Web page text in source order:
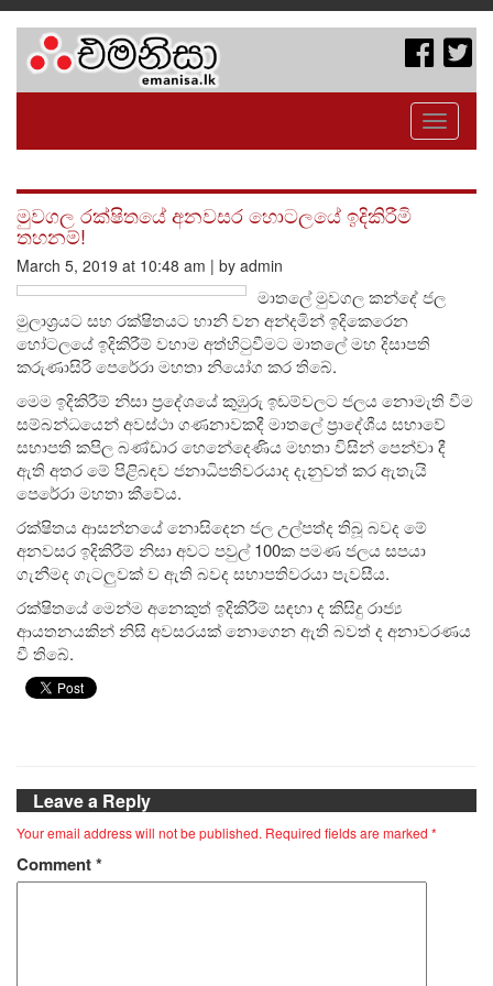
Toggle
මුවගල රක්ෂිතයේ අනවසර හොටලයේ ඉදිකිරීමි
තහනම්!
March 5, 2019 at 10:48 am | by admin
මාතලේ මුවගල කන්දේ ජල
මුලාශ්‍රයට සහ රක්ෂිතයට හානි වන අන්දමින් ඉදිකෙරෙන
හෝටලයේ ඉදිකිරීම් වහාම අත්හිටුවීමට මාතලේ මහ දිසාපති
කරුණාසිරි පෙරේරා මහතා නියෝග කර තිබේ.
මෙම ඉදිකිරීම් නිසා ප්‍රදේශයේ කුඹුරු ඉඩම්වලට ජලය නොමැති වීම
සම්බන්ධයෙන් අවස්ථා ගණනාවකදී මාතලේ ප්‍රාදේශීය සභාවේ
සභාපති කපිල බණ්ඩාර හෙනේදෙණිය මහතා විසින් පෙන්වා දී
ඇති අතර මේ පිළිබඳව ජනාධිපතිවරයාද දැනුවත් කර ඇතැයි
පෙරේරා මහතා කීවේය.
රක්ෂිතය ආසන්නයේ නොසිදෙන ජල උල්පත්ද තිබූ බවද මේ
අනවසර ඉදිකිරීම් නිසා අවට පවුල් 100ක පමණ ජලය සපයා
ගැනීමද ගැටලුවක් ව ඇති බවද සභාපතිවරයා පැවසීය.
රක්ෂිතයේ මෙන්ම අනෙකුත් ඉදිකිරීම් සඳහා ද කිසිදු රාජ්‍ය
ආයතනයකින් නිසි අවසරයක් නොගෙන ඇති බවත් ද අනාවරණය
වී තිබේ.
Leave a Reply
Your email address will not be published. Required fields are marked *
Comment*